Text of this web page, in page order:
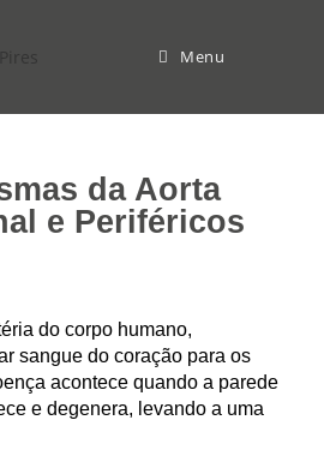
Menu
da Aorta
e Periféricos
do corpo humano,
sangue do coração para os
acontece quando a parede
e degenera, levando a uma